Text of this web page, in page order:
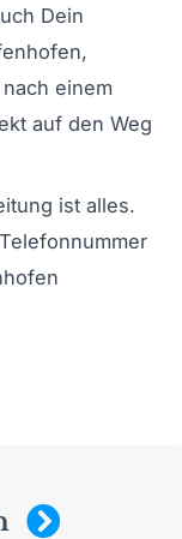
Dein
einem
auf den Weg
ist alles.